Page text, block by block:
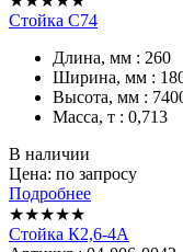
Стойка С74
Длина, мм : 260
Ширина, мм :
Высота, мм :
Масса, т : 0,713
В наличии
Цена: по запросу
Подробнее
★★★★★
Стойка К2,6-4А